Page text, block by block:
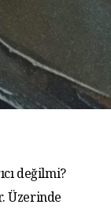
değilmi?
Üzerinde